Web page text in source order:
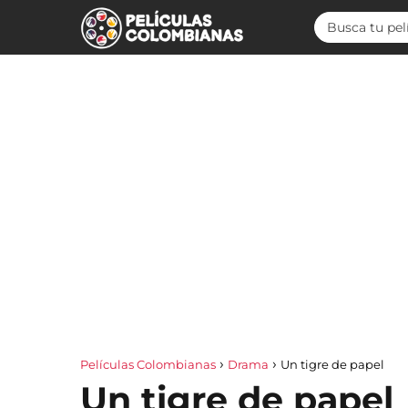
Películas Colombianas Drama Un tigre de papel
Un tigre de papel